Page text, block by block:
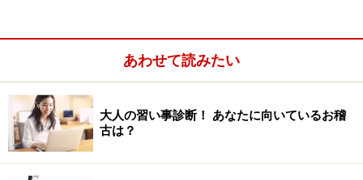
望によっても、スクール選びは変わってきます。
このように、「スーパーで買える食材で簡単にイタリア
ンをつくれるようになりたい」とか「本格的な和懐石で
おもてなしできるようになりたい」といったように、目
標が具体的であるほどスクール選択やレッスン選びで迷
あわせて読みたい
大人の習い事診断！ あなたに向いているお稽
古は？